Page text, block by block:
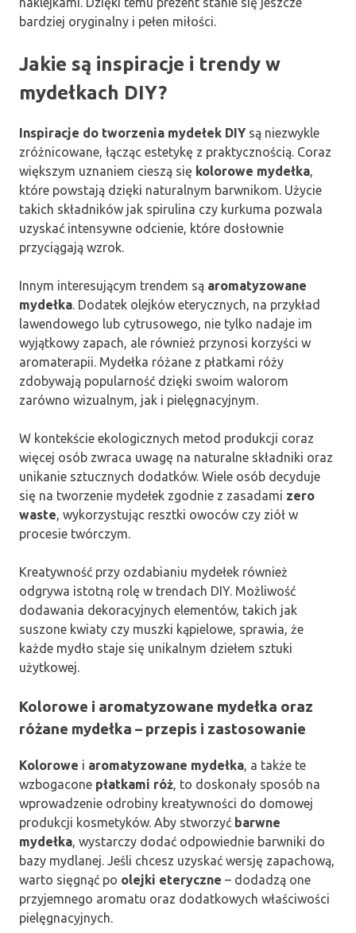
bardziej oryginalny i pełen miłości.
Jakie są inspiracje i trendy w
mydełkach DIY?
Inspiracje do tworzenia mydełek DIYsą niezwykle
zróżnicowane, łącząc estetykę z praktycznością. Coraz
większym uznaniem cieszą się kolorowe mydełka,
które powstają dzięki naturalnym barwnikom. Użycie
takich składników jak spirulina czy kurkuma pozwala
uzyskać intensywne odcienie, które dosłownie
przyciągają wzrok.
Innym interesującym trendem są aromatyzowane
mydełka. Dodatek olejków eterycznych, na przykład
lawendowego lub cytrusowego, nie tylko nadaje im
wyjątkowy zapach, ale również przynosi korzyści w
aromaterapii. Mydełka różane z płatkami róży
zdobywają popularność dzięki swoim walorom
zarówno wizualnym, jak i pielęgnacyjnym.
W kontekście ekologicznych metod produkcji coraz
więcej osób zwraca uwagę na naturalne składniki oraz
unikanie sztucznych dodatków. Wiele osób decyduje
się na tworzenie mydełek zgodnie z zasadami zero
waste, wykorzystując resztki owoców czy ziół w
procesie twórczym.
Kreatywność przy ozdabianiu mydełek również
odgrywa istotną rolę w trendach DIY. Możliwość
dodawania dekoracyjnych elementów, takich jak
suszone kwiaty czy muszki kąpielowe, sprawia, że
każde mydło staje się unikalnym dziełem sztuki
użytkowej.
Kolorowe i aromatyzowane mydełka oraz
różane mydełka – przepis i zastosowanie
Kolorowe i aromatyzowane mydełka, a także te
wzbogacone płatkami róż, to doskonały sposób na
wprowadzenie odrobiny kreatywności do domowej
produkcji kosmetyków. Aby stworzyć barwne
mydełka, wystarczy dodać odpowiednie barwniki do
bazy mydlanej. Jeśli chcesz uzyskać wersję zapachową,
warto sięgnąć po olejki eteryczne – dodadzą one
przyjemnego aromatu oraz dodatkowych właściwości
pielęgnacyjnych.